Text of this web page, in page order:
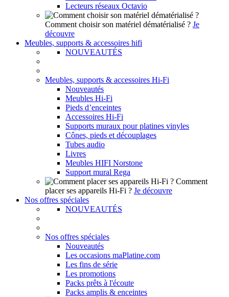
Lecteurs réseaux Octavio
Comment choisir son matériel dématérialisé ? Je
découvre
Meubles, supports & accessoires hifi
NOUVEAUTÉS
Meubles, supports & accessoires Hi-Fi
Nouveautés
Meubles Hi-Fi
Pieds d’enceintes
Accessoires Hi-Fi
Supports muraux pour platines vinyles
Cônes, pieds et découplages
Tubes audio
Livres
Meubles HIFI Norstone
Support mural Rega
Comment
placer ses appareils Hi-Fi ? Je découvre
Nos offres spéciales
NOUVEAUTÉS
Nos offres spéciales
Nouveautés
Les occasions maPlatine.com
Les fins de série
Les promotions
Packs prêts à l'écoute
Packs amplis & enceintes